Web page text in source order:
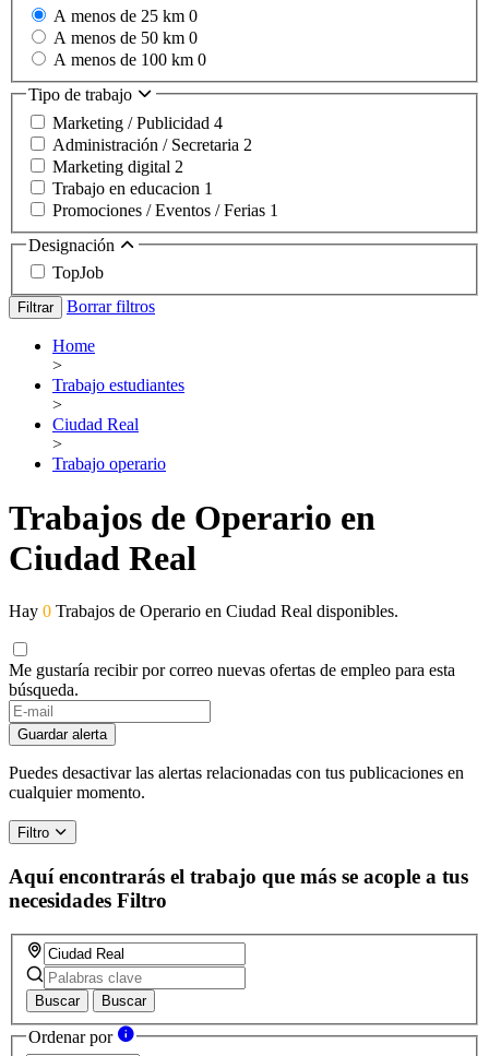
A menos de 25 km 0
A menos de 50 km 0
A menos de 100 km 0
Tipo de trabajo
Marketing / Publicidad 4
Administración / Secretaria 2
Marketing digital 2
Trabajo en educacion 1
Promociones / Eventos / Ferias 1
Designación
TopJob
Filtrar Borrar filtros
Home
>
Trabajo estudiantes
>
Ciudad Real
>
Trabajo operario
Trabajos de Operario en
Ciudad Real
Hay 0 Trabajos de Operario en Ciudad Real disponibles.
Me gustaría recibir por correo nuevas ofertas de empleo para esta
búsqueda.
If
you
are
a
human,
ignore
this
field
Guardar alerta
Puedes desactivar las alertas relacionadas con tus publicaciones en
cualquier momento.
Filtro
Aquí encontrarás el trabajo que más se acople a tus
necesidades Filtro
Buscar Buscar
Ordenar por